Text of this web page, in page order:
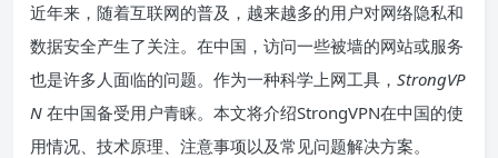
近年来，随着互联网的普及，越来越多的用户对网络隐私和
数据安全产生了关注。在中国，访问一些被墙的网站或服务
也是许多人面临的问题。作为一种科学上网工具， StrongVP
N 在中国备受用户青睐。本文将介绍StrongVPN在中国的使
用情况、技术原理、注意事项以及常见问题解决方案。